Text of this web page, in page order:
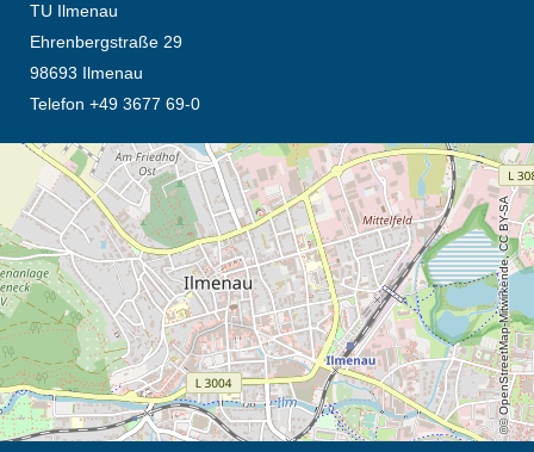
TU Ilmenau
Ehrenbergstraße 29
98693 Ilmenau
Telefon +49 3677 69-0
Öffnet die Anfahrtsbeschreibung in neuem Tab (Karte)
© OpenStreetMap-Mitwirkende, CC BY-SA